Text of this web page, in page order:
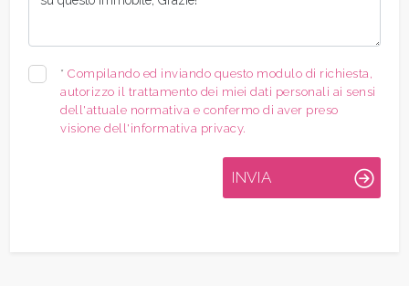
*Compilando ed inviando questo modulo di richiesta,
autorizzo il trattamento dei miei dati personali ai sensi
dell'attuale normativa e confermo di aver preso
visione dell'informativa privacy.
INVIA